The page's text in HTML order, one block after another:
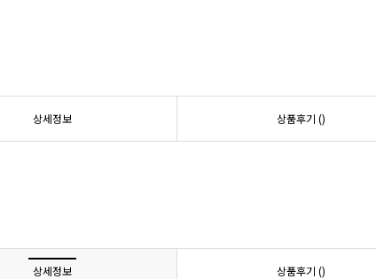
상세정보 상품후기 ()
상세정보 상품후기 ()